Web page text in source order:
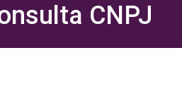
CNPJ